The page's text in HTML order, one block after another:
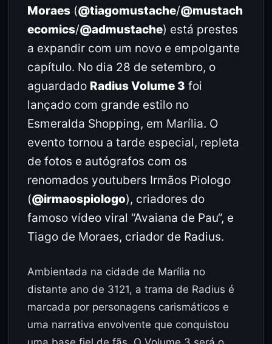
Moraes (@tiagomustache/@mustach
ecomics/@admustache) está prestes
a expandir com um novo e empolgante
capítulo. No dia 28 de setembro, o
aguardado Radius Volume 3 foi
lançado com grande estilo no
Esmeralda Shopping, em Marília. O
evento tornou a tarde especial, repleta
de fotos e autógrafos com os
renomados youtubers Irmãos Piologo
(@irmaospiologo), criadores do
famoso vídeo viral “Avaiana de Pau“, e
Tiago de Moraes, criador de Radius.
Ambientada na cidade de Marília no
distante ano de 3121, a trama de Radius é
marcada por personagens carismáticos e
uma narrativa envolvente que conquistou